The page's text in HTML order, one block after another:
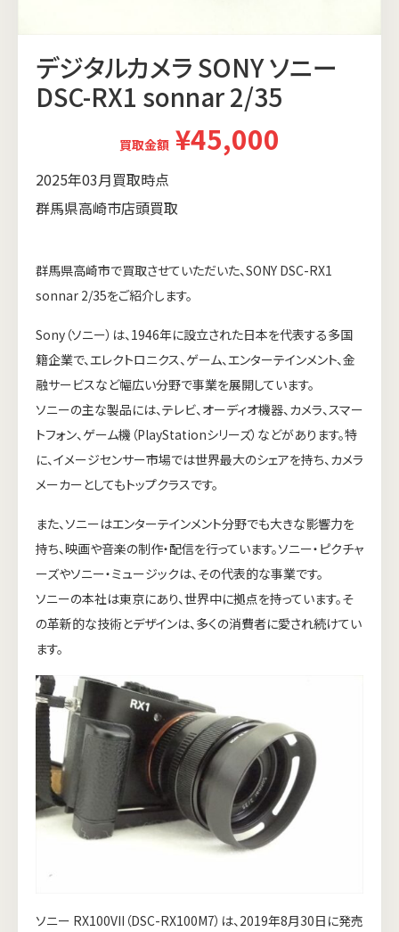
デジタルカメラ SONY ソニー
DSC-RX1 sonnar 2/35
買取金額 ¥45,000
2025年03月買取時点
群馬県高崎市店頭買取
群馬県高崎市で買取させていただいた、SONY DSC-RX1
sonnar 2/35をご紹介します。
Sony（ソニー）は、1946年に設立された日本を代表する多国
籍企業で、エレクトロニクス、ゲーム、エンターテインメント、金
融サービスなど幅広い分野で事業を展開しています。
ソニーの主な製品には、テレビ、オーディオ機器、カメラ、スマー
トフォン、ゲーム機（PlayStationシリーズ）などがあります。特
に、イメージセンサー市場では世界最大のシェアを持ち、カメラ
メーカーとしてもトップクラスです。
また、ソニーはエンターテインメント分野でも大きな影響力を
持ち、映画や音楽の制作・配信を行っています。ソニー・ピクチャ
ーズやソニー・ミュージックは、その代表的な事業です。
ソニーの本社は東京にあり、世界中に拠点を持っています。そ
の革新的な技術とデザインは、多くの消費者に愛され続けてい
ます。
ソニー RX100VII（DSC-RX100M7）は、2019年8月30日に発売